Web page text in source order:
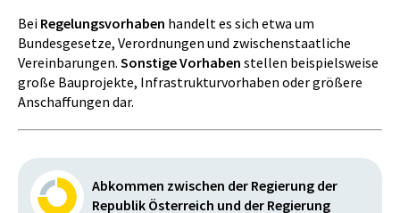
Bei Regelungsvorhaben handelt es sich etwa um
Bundesgesetze, Verordnungen und zwischenstaatliche
Vereinbarungen. Sonstige Vorhaben stellen beispielsweise
große Bauprojekte, Infrastrukturvorhaben oder größere
Anschaffungen dar.
Abkommen zwischen der Regierung der
Republik Österreich und der Regierung